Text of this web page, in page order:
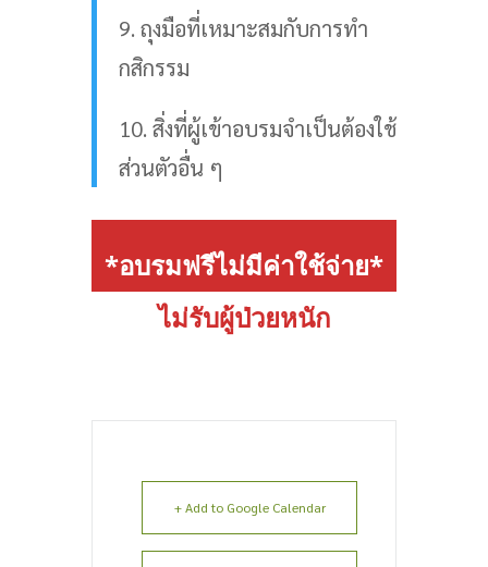
9. ถุงมือที่เหมาะสมกับการทำ
กสิกรรม
10. สิ่งที่ผู้เข้าอบรมจำเป็นต้องใช้
ส่วนตัวอื่น ๆ
*อบรมฟรีไม่มีค่าใช้จ่าย*
ไม่รับผู้ป่วยหนัก
+ Add to Google Calendar